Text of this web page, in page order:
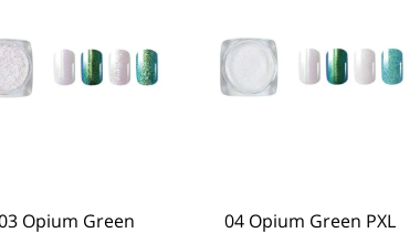
Opium Green 04 Opium Green PXL